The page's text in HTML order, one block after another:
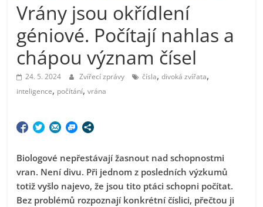
Vrány jsou okřídlení
géniové. Počítají nahlas a
chápou význam čísel
24. 5. 2024 Zvířecí zprávy čísla,divoká zvířata,
inteligence, počítání,vrána
Biologové nepřestávají žasnout nad schopnostmi
vran. Není divu. Při jednom z posledních výzkumů
totiž vyšlo najevo, že jsou tito ptáci schopni počítat.
Bez problémů rozpoznají konkrétní číslici, přečtou ji